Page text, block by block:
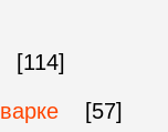
[114]
[57]